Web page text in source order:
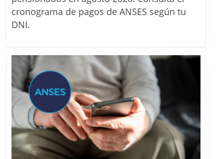
los
en
agosto
2026
cronograma de pagos de ANSES según tu
DNI.